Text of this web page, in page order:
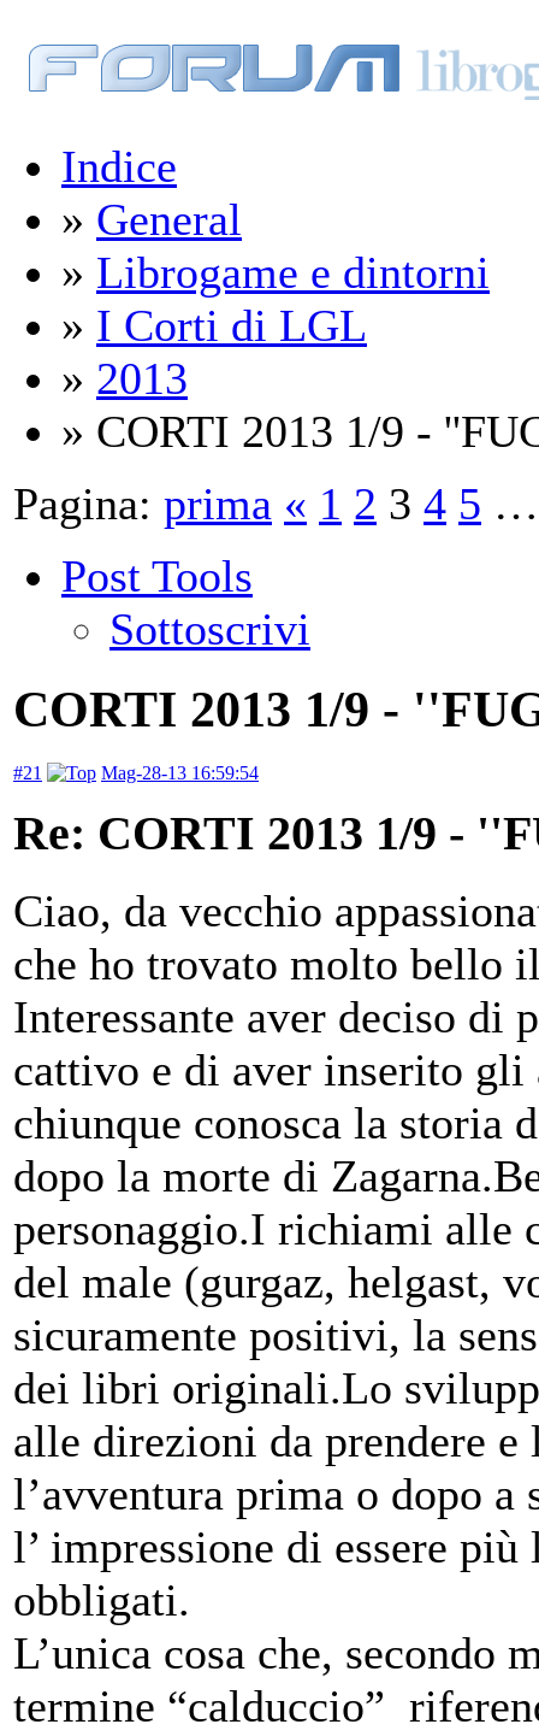
Indice
» General
» Librogame e dintorni
» I Corti di LGL
» 2013
» CORTI 2013 1/9 -
Pagina: prima « 1 2 3 4 5 …
Post Tools
Sottoscrivi
CORTI 2013 1/9 -
#21 Mag-28-13 16:59:54
Re: CORTI 2013 1/9 -
Ciao, da vecchio
che ho trovato molto bello
Interessante aver deciso di
cattivo e di aver inserito gli
chiunque conosca la storia
dopo la morte di
personaggio.I richiami alle
del male (gurgaz, helgast,
sicuramente positivi, la
dei libri originali.Lo
alle direzioni da prendere
l’avventura prima o dopo a
l’ impressione di essere
obbligati.
L’unica cosa che, secondo
termine “calduccio”